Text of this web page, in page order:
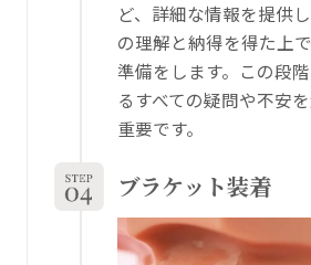
ど、詳細な情報を提供
の理解と納得を得た上
準備をします。この段
るすべての疑問や不安
重要です。
ブラケット装着